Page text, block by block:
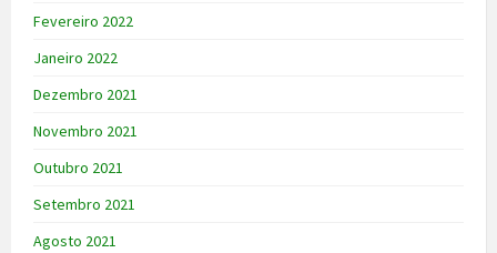
Fevereiro 2022
Janeiro 2022
Dezembro 2021
Novembro 2021
Outubro 2021
Setembro 2021
Agosto 2021